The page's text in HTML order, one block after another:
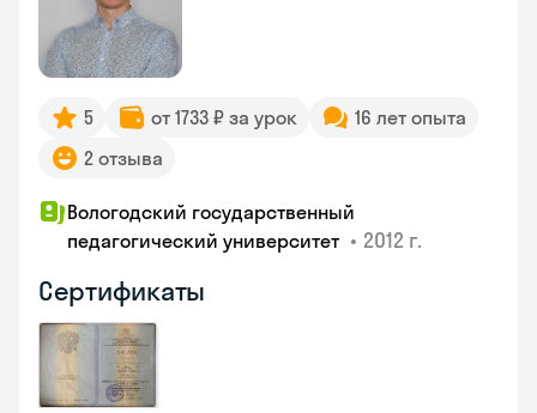
5 от 1733 ₽ за урок
16 лет опыта
2 отзыва
Вологодский государственный
педагогический университет • 2012 г.
Сертификаты